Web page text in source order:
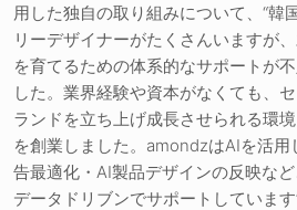
用した独自の取り組みについて、“韓
リーデザイナーがたくさんいますが
を育てるための体系的なサポートが
した。業界経験や資本がなくても、
ランドを立ち上げ成長させられる環
を創業しました。amondzはAIを活
告最適化・AI製品デザインの反映な
データドリブンでサポートしています